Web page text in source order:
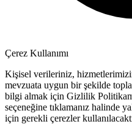
Çerez Kullanımı
Kişisel verileriniz,
mevzuata uygun bir şekilde
bilgi almak için Gizlilik
seçeneğine tıklamanız halinde
için gerekli çerezler